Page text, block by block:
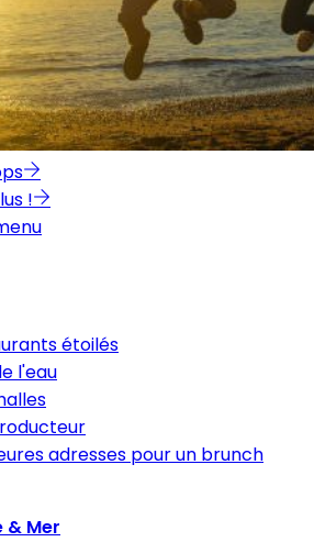
!
étoilés
l'eau
adresses pour un brunch
& Mer